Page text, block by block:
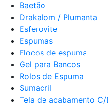
Baetão
Drakalom / Plumanta
Esferovite
Espumas
Flocos de espuma
Gel para Bancos
Rolos de Espuma
Sumacril
Tela de acabamento